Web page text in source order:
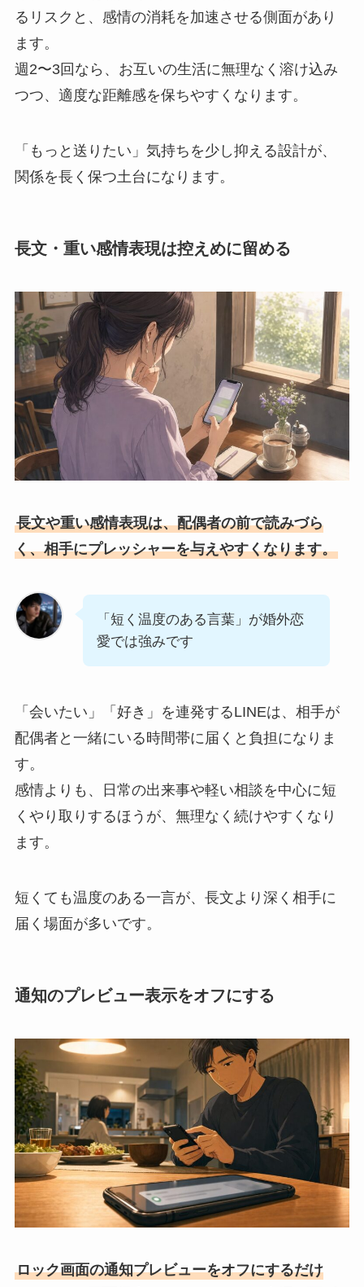
るリスクと、感情の消耗を加速させる側面があり
ます。
週2〜3回なら、お互いの生活に無理なく溶け込み
つつ、適度な距離感を保ちやすくなります。
「もっと送りたい」気持ちを少し抑える設計が、
関係を長く保つ土台になります。
長文・重い感情表現は控えめに留める
長文や重い感情表現は、配偶者の前で読みづら
く、相手にプレッシャーを与えやすくなります。
「短く温度のある言葉」が婚外恋
愛では強みです
「会いたい」「好き」を連発するLINEは、相手が
配偶者と一緒にいる時間帯に届くと負担になりま
す。
感情よりも、日常の出来事や軽い相談を中心に短
くやり取りするほうが、無理なく続けやすくなり
ます。
短くても温度のある一言が、長文より深く相手に
届く場面が多いです。
通知のプレビュー表示をオフにする
ロック画面の通知プレビューをオフにするだけ